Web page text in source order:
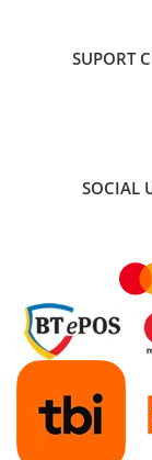
■ Vulcanizare
► Ulei motor
■ Ulei motor LIQUI
■ Ulei motor
■ Ulei motor MOBIL
■ Ulei motor
■ Ulei motor
■ Ulei motor
SUPORT
SOCIAL